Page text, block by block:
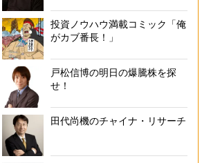
投資ノウハウ満載コミック「俺
がカブ番長！」
戸松信博の明日の爆騰株を探
せ！
田代尚機のチャイナ・リサーチ